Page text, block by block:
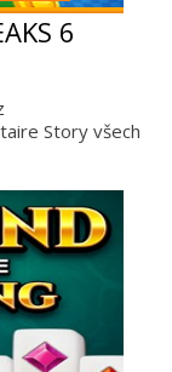
6
Story všech